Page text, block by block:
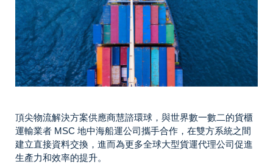
頂尖物流解決方案供應商慧諮環球，與世界數一數二的貨櫃
運輸業者 MSC 地中海船運公司攜手合作，在雙方系統之間
建立直接資料交換，進而為更多全球大型貨運代理公司促進
生產力和效率的提升。